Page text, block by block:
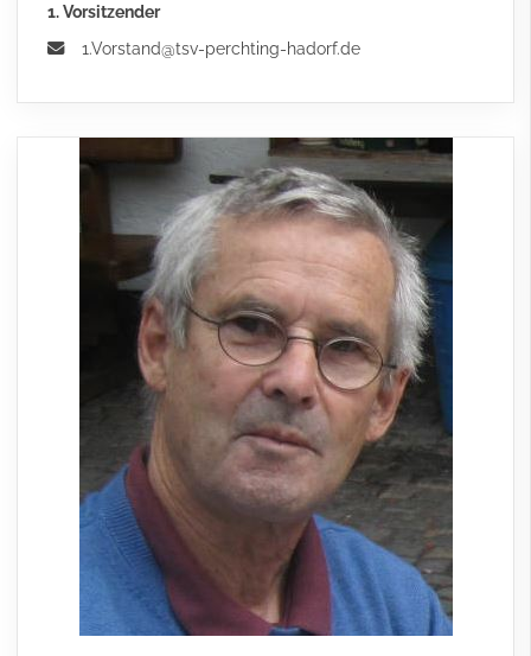
1. Vorsitzender
1.Vorstand@tsv-perchting-hadorf.de